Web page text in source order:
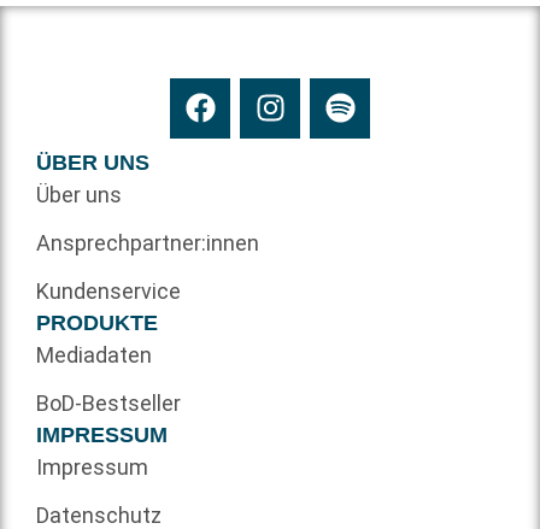
ÜBER UNS
Über uns
Ansprechpartner:innen
Kundenservice
PRODUKTE
Mediadaten
BoD-Bestseller
IMPRESSUM
Impressum
Datenschutz